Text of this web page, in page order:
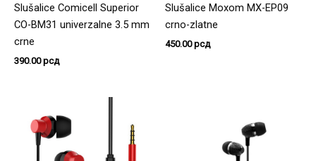
Slušalice Comicell Superior
CO-BM31 univerzalne 3.5 mm
crne
390.00рсд
Slušalice Moxom MX-EP09
crno-zlatne
450.00рсд